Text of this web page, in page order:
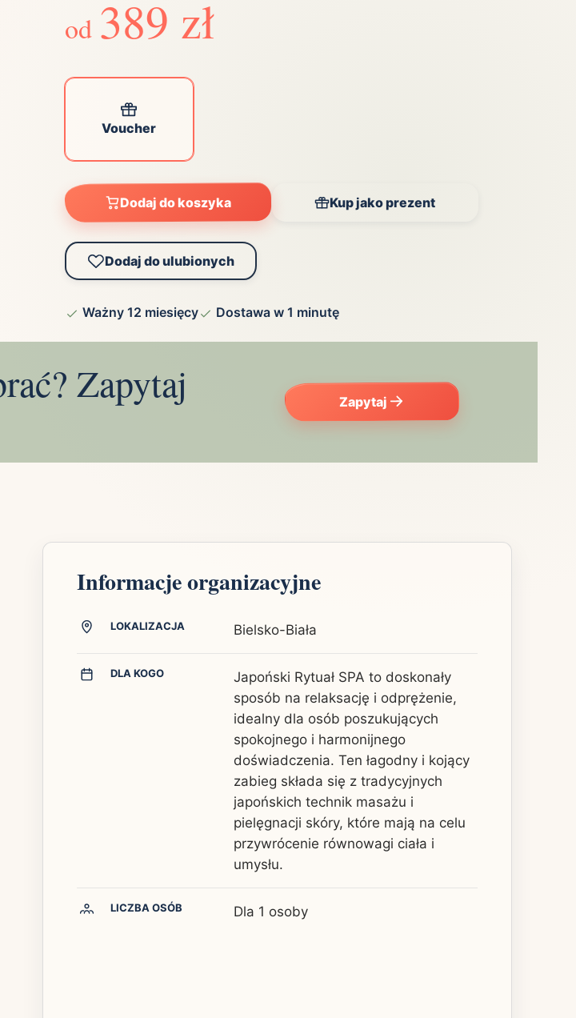
Ciechocinek
Gorzów
Kraków
od 389 zł
Voucher
Dodaj do koszyka Kup jako prezent
Dodaj do ulubionych
Ważny 12 miesięcy Dostawa w 1 minutę
Zapytaj Zapytaj
Informacje organizacyjne
LOKALIZACJA Bielsko-Biała
DLA KOGO
Japoński Rytuał SPA to doskonały
sposób na relaksację i odprężenie,
idealny dla osób poszukujących
spokojnego i harmonijnego
doświadczenia. Ten łagodny i kojący
zabieg składa się z tradycyjnych
japońskich technik masażu i
pielęgnacji skóry, które mają na celu
przywrócenie równowagi ciała i
umysłu.
LICZBA OSÓB Dla 1 osoby